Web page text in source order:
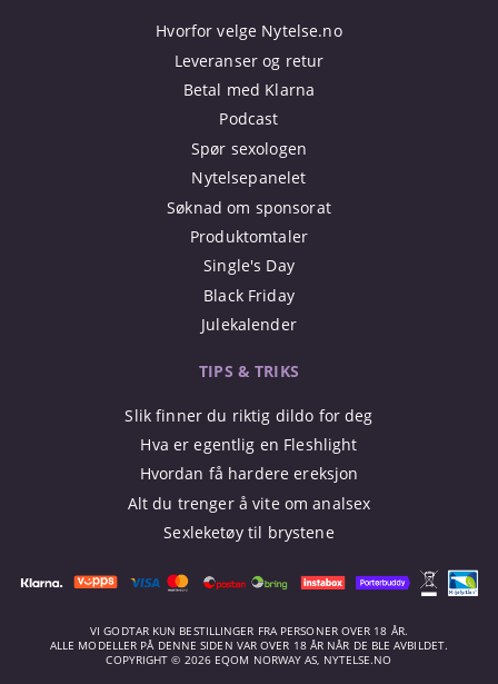
Hvorfor velge Nytelse.no
Leveranser og retur
Betal med Klarna
Podcast
Spør sexologen
Nytelsepanelet
Søknad om sponsorat
Produktomtaler
Single's Day
Black Friday
Julekalender
TIPS & TRIKS
Slik finner du riktig dildo for deg
Hva er egentlig en Fleshlight
Hvordan få hardere ereksjon
Alt du trenger å vite om analsex
Sexleketøy til brystene
VI GODTAR KUN BESTILLINGER FRA PERSONER OVER 18 ÅR.
ALLE MODELLER PÅ DENNE SIDEN VAR OVER 18 ÅR NÅR DE BLE AVBILDET.
COPYRIGHT © 2026 EQOM NORWAY AS, NYTELSE.NO